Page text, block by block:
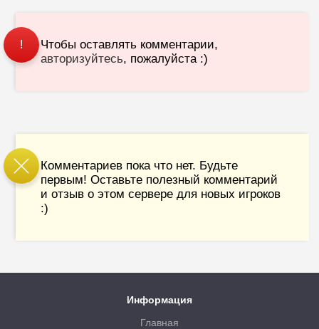
!
Чтобы оставлять комментарии,
авторизуйтесь, пожалуйста :)
Комментариев пока что нет. Будьте
первым! Оставьте полезный комментарий
и отзыв о этом сервере для новых игроков
:)
Информация
Главная